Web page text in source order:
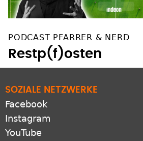
PODCAST PFARRER & NERD
Restp(f)osten
SOZIALE NETZWERKE
Facebook
Instagram
YouTube